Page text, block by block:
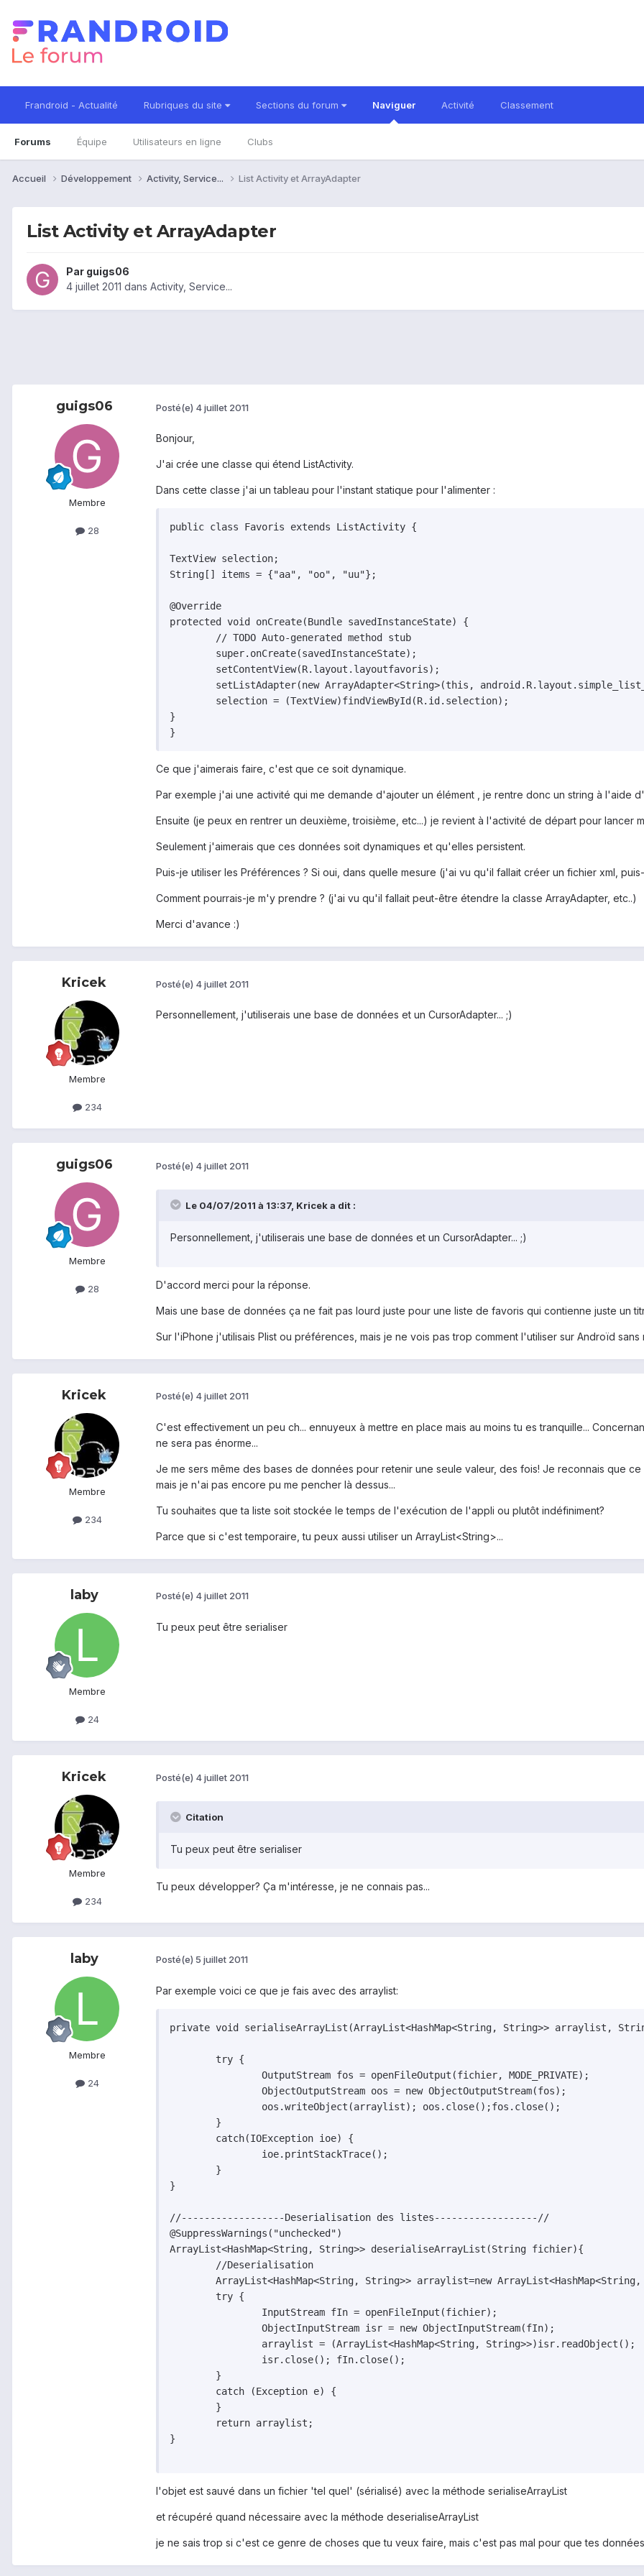
Frandroid - Actualité Rubriques du site Sections du forum Naviguer
Forums Équipe Utilisateurs en ligne Clubs
Activité Classement
Accueil Développement Activity, Service... List Activity et ArrayAdapter
List Activity et ArrayAdapter
Par guigs06
4 juillet 2011 dans Activity, Service...
guigs06
Membre
28
Posté(e) 4 juillet 2011
Bonjour,
J'ai crée une classe qui étend ListActivity.
Dans cette classe j'ai un tableau pour l'instant statique pour l'alimenter :
public class Favoris extends ListActivity {
TextView selection;
String[] items = {"aa", "oo", "uu"};
@Override
protected void onCreate(Bundle savedInstanceState) {
}
Ce que j'aimerais faire, c'est que ce soit dynamique.
Par exemple j'ai une activité qui me demande d'ajouter un élément , je rentre donc un string à l'aide
Ensuite (je peux en rentrer un deuxième, troisième, etc...) je revient à l'activité de départ pour lancer
Seulement j'aimerais que ces données soit dynamiques et qu'elles persistent.
Puis-je utiliser les Préférences ? Si oui, dans quelle mesure (j'ai vu qu'il fallait créer un fichier xml,
Comment pourrais-je m'y prendre ? (j'ai vu qu'il fallait peut-être étendre la classe ArrayAdapter, etc..)
Merci d'avance :)
Kricek
Membre
234
Posté(e) 4 juillet 2011
Personnellement, j'utiliserais une base de données et un CursorAdapter... ;)
guigs06
Membre
28
Posté(e) 4 juillet 2011
Le 04/07/2011 à 13:37, Kricek a dit :
Personnellement, j'utiliserais une base de données et un CursorAdapter... ;)
D'accord merci pour la réponse.
Mais une base de données ça ne fait pas lourd juste pour une liste de favoris qui contienne juste un
Sur l'iPhone j'utilisais Plist ou préférences, mais je ne vois pas trop comment l'utiliser sur Androïd
Kricek
Membre
234
Posté(e) 4 juillet 2011
C'est effectivement un peu ch... ennuyeux à mettre en place mais au moins tu es tranquille...
ne sera pas énorme...
Je me sers même des bases de données pour retenir une seule valeur, des fois! Je reconnais que
mais je n'ai pas encore pu me pencher là dessus...
Tu souhaites que ta liste soit stockée le temps de l'exécution de l'appli ou plutôt indéfiniment?
Parce que si c'est temporaire, tu peux aussi utiliser un ArrayList<String>...
laby
Membre
24
Posté(e) 4 juillet 2011
Tu peux peut être serialiser
Kricek
Membre
234
Posté(e) 4 juillet 2011
Citation
Tu peux peut être serialiser
Tu peux développer? Ça m'intéresse, je ne connais pas...
laby
Membre
24
Posté(e) 5 juillet 2011
Par exemple voici ce que je fais avec des arraylist:
private void serialiseArrayList(ArrayList<HashMap<String, String>> arraylist,
}
//------------------Deserialisation des listes------------------//
@SuppressWarnings("unchecked")
ArrayList<HashMap<String, String>> deserialiseArrayList(String fichier){
}
l'objet est sauvé dans un fichier 'tel quel' (sérialisé) avec la méthode serialiseArrayList
et récupéré quand nécessaire avec la méthode deserialiseArrayList
je ne sais trop si c'est ce genre de choses que tu veux faire, mais c'est pas mal pour que tes